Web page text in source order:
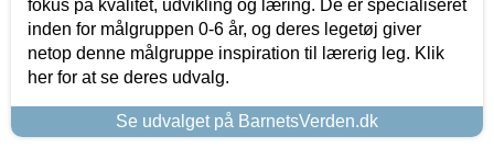
fokus på kvalitet, udvikling og læring. De er specialiseret
inden for målgruppen 0-6 år, og deres legetøj giver
netop denne målgruppe inspiration til lærerig leg. Klik
her for at se deres udvalg.
Se udvalget på BarnetsVerden.dk